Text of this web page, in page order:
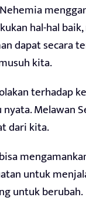
hal-hal
dapat secara
kita.
terhadap
Melawan
dari kita.
untuk
untuk berubah.